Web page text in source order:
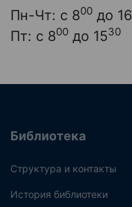
Пн-Чт: с 800 до 16
Пт: с 800 до 1530
Библиотека
Структура и контакты
История библиотеки